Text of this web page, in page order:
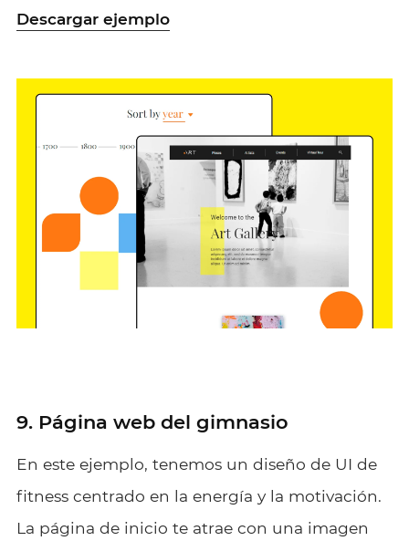
Descargar ejemplo
9. Página web del gimnasio
En este ejemplo, tenemos un diseño de UI de
fitness centrado en la energía y la motivación.
La página de inicio te atrae con una imagen